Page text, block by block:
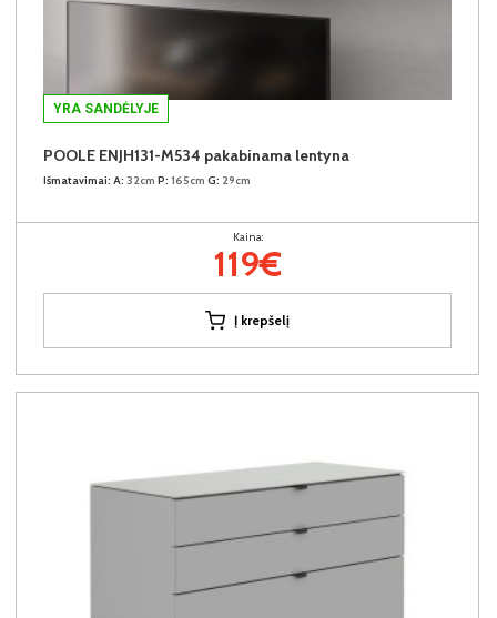
YRA SANDĖLYJE
POOLE ENJH131-M534 pakabinama lentyna
Išmatavimai: A: 32cm P: 165cm G: 29cm
Kaina:
119€
Į krepšelį